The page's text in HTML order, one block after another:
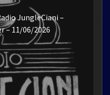
JungleCiani –
– 11/06/2026